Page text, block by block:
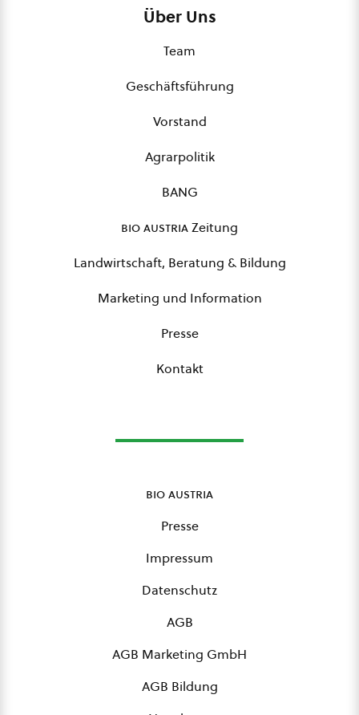
Über Uns
Team
Geschäftsführung
Vorstand
Agrarpolitik
BANG
bio austriaZeitung
Landwirtschaft, Beratung & Bildung
Marketing und Information
Presse
Kontakt
bio austria
Presse
Impressum
Datenschutz
AGB
AGB Marketing GmbH
AGB Bildung